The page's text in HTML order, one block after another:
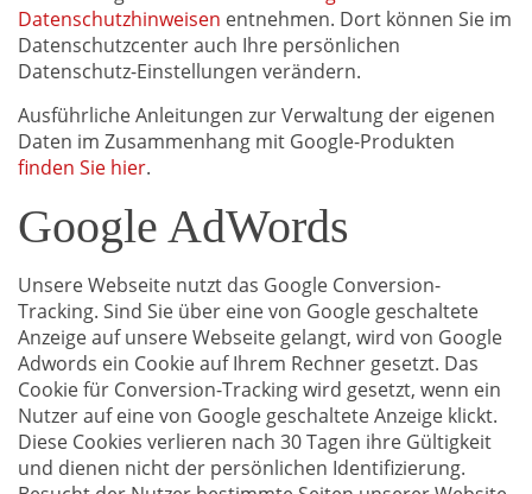
Datenschutzhinweisen entnehmen. Dort können Sie im
Datenschutzcenter auch Ihre persönlichen
Datenschutz-Einstellungen verändern.
Ausführliche Anleitungen zur Verwaltung der eigenen
Daten im Zusammenhang mit Google-Produkten
finden Sie hier.
Google AdWords
Unsere Webseite nutzt das Google Conversion-
Tracking. Sind Sie über eine von Google geschaltete
Anzeige auf unsere Webseite gelangt, wird von Google
Adwords ein Cookie auf Ihrem Rechner gesetzt. Das
Cookie für Conversion-Tracking wird gesetzt, wenn ein
Nutzer auf eine von Google geschaltete Anzeige klickt.
Diese Cookies verlieren nach 30 Tagen ihre Gültigkeit
und dienen nicht der persönlichen Identifizierung.